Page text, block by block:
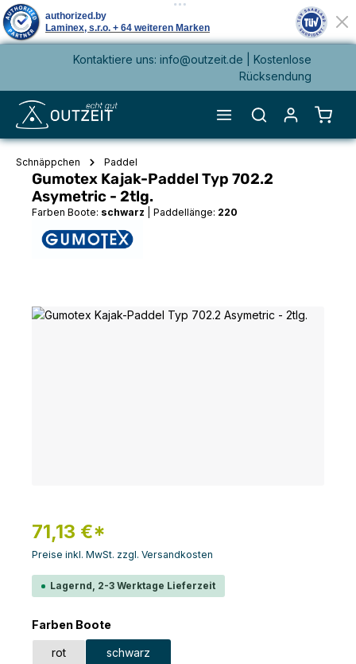
springenKontaktiere uns: info@outzeit.de | Kostenlose
Rücksendung
Schnäppchen Paddel
Gumotex Kajak-Paddel Typ 702.2
Asymetric - 2tlg.
Farben Boote: schwarz Paddellänge: 220
Bildergalerie überspringen
71,13 €*
Preise inkl. MwSt. zzgl. Versandkosten
Lagernd, 2-3 Werktage Lieferzeit
Farben Booteauswählen
rot schwarz